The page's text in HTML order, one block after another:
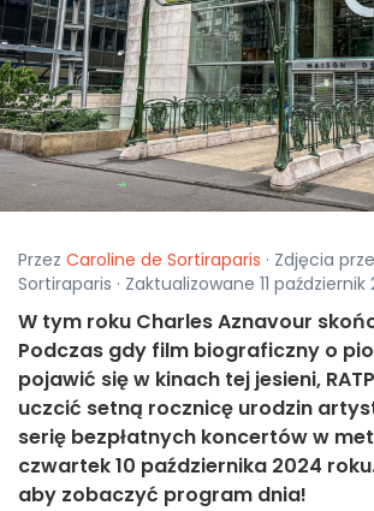
Przez Caroline de Sortiraparis · Zdjęcia
Sortiraparis · Zaktualizowane 11
W tym roku Charles Aznavour
Podczas gdy film biograficzny o
pojawić się w kinach tej jesieni,
uczcić setną rocznicę urodzin
serię bezpłatnych koncertów w
czwartek 10 października 2024
aby zobaczyć program dnia!